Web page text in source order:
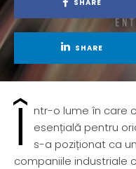
SHARE
SHARE
Î ntr-o lume în care
esențială pentru
s-a poziționat ca
companiile industriale